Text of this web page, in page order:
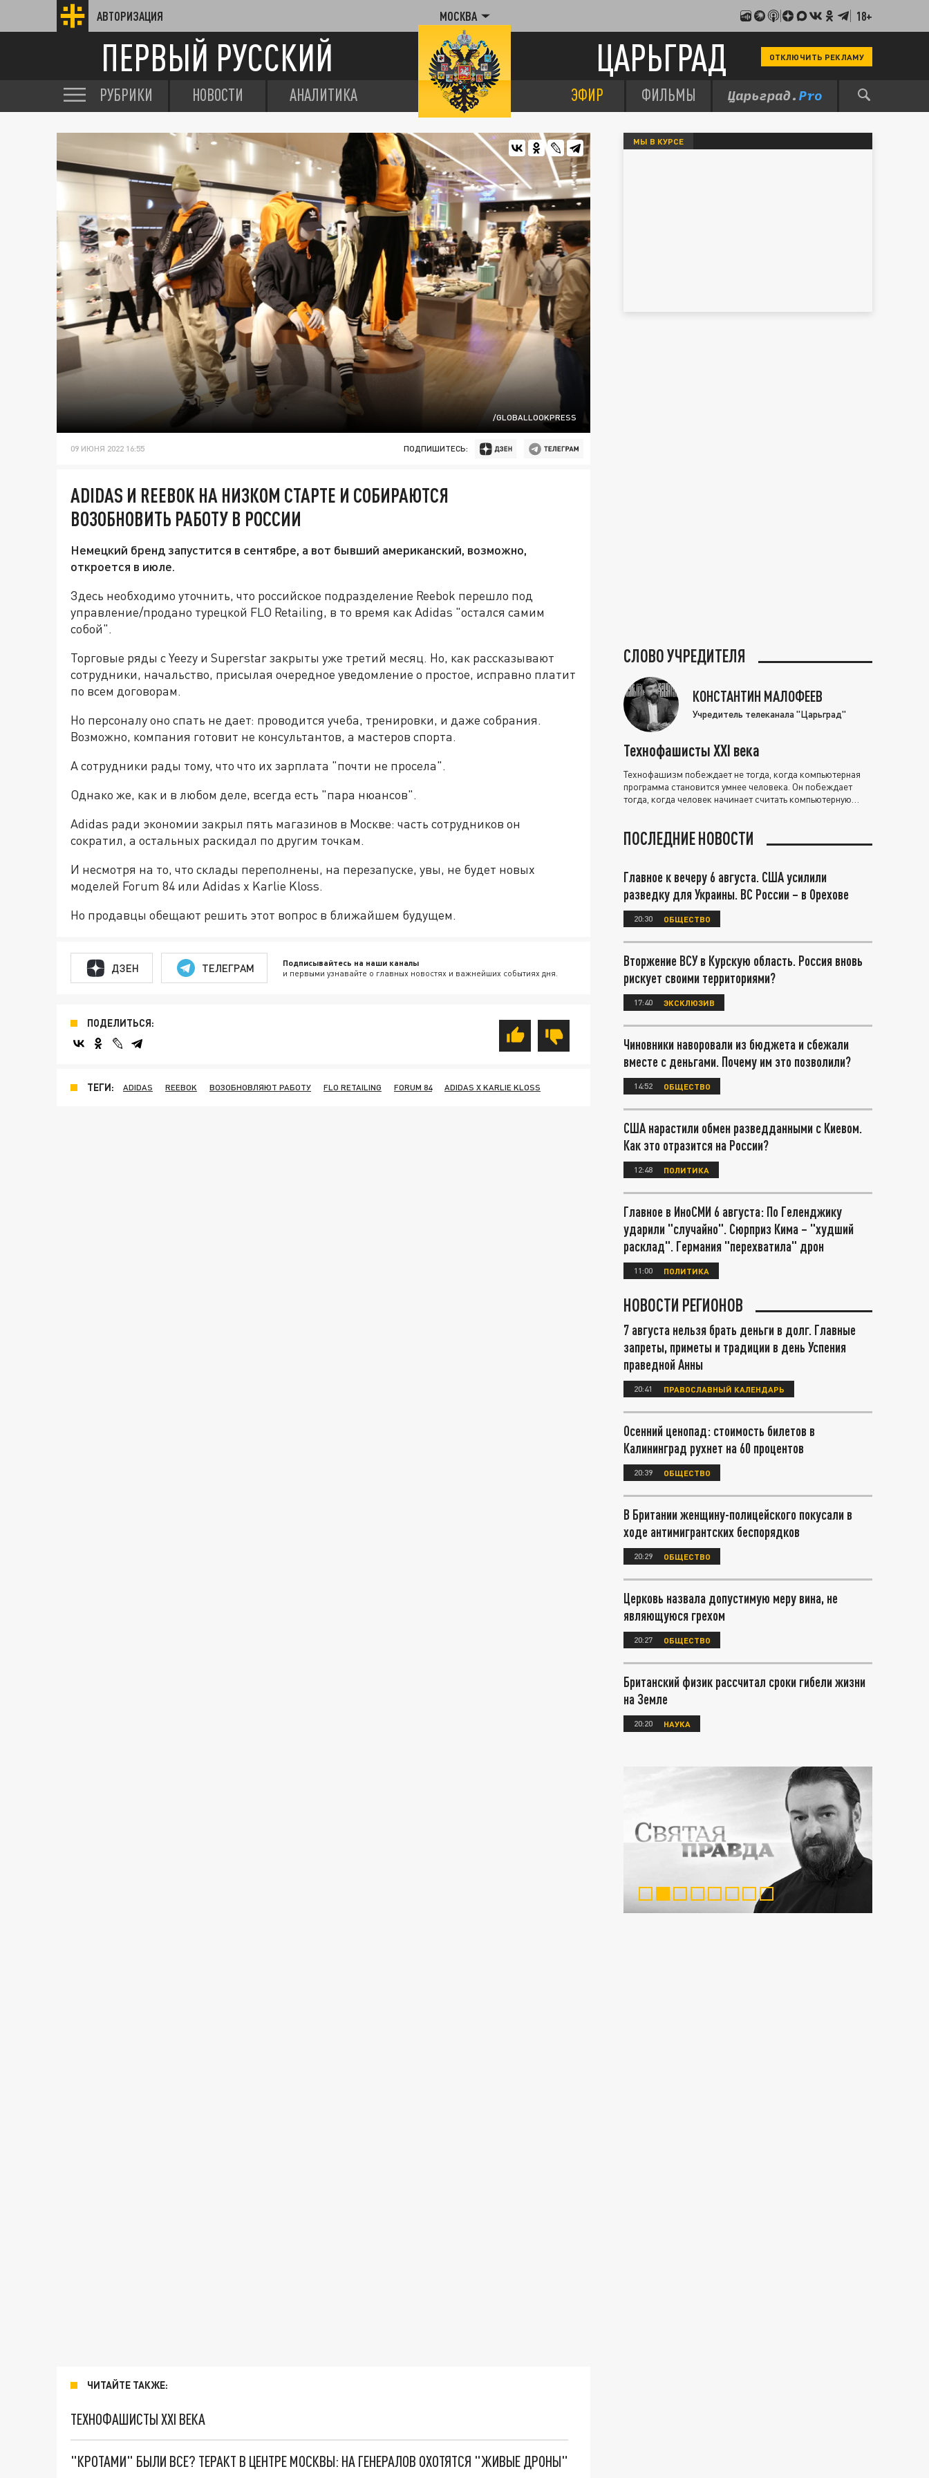
АВТОРИЗАЦИЯ МОСКВА 18+
ПЕРВЫЙ РУССКИЙ ЦАРЬГРАД ОТКЛЮЧИТЬ РЕКЛАМУ
РУБРИКИ НОВОСТИ АНАЛИТИКА ЭФИР ФИЛЬМЫ
/GLOBALLOOKPRESS
09 ИЮНЯ 2022 16:55 ПОДПИШИТЕСЬ:
ADIDAS И REEBOK НА НИЗКОМ СТАРТЕ И СОБИРАЮТСЯ
ВОЗОБНОВИТЬ РАБОТУ В РОССИИ
Немецкий бренд запустится в сентябре, а вот бывший американский, возможно,
откроется в июле.
Здесь необходимо уточнить, что российское подразделение Reebok перешло под
управление/продано турецкой FLO Retailing, в то время как Adidas "остался самим
собой".
Торговые ряды с Yeezy и Superstar закрыты уже третий месяц. Но, как рассказывают
сотрудники, начальство, присылая очередное уведомление о простое, исправно платит
по всем договорам.
Но персоналу оно спать не дает: проводится учеба, тренировки, и даже собрания.
Возможно, компания готовит не консультантов, а мастеров спорта.
А сотрудники рады тому, что что их зарплата "почти не просела".
Однако же, как и в любом деле, всегда есть "пара нюансов".
Adidas ради экономии закрыл пять магазинов в Москве: часть сотрудников он
сократил, а остальных раскидал по другим точкам.
И несмотря на то, что склады переполнены, на перезапуске, увы, не будет новых
моделей Forum 84 или Adidas x Karlie Kloss.
Но продавцы обещают решить этот вопрос в ближайшем будущем.
ДЗЕН ТЕЛЕГРАМ Подписывайтесь на наши каналы
и первыми узнавайте о главных новостях и важнейших событиях дня.
ПОДЕЛИТЬСЯ:
ТЕГИ: ADIDAS REEBOK ВОЗОБНОВЛЯЮТ РАБОТУ FLO RETAILING FORUM 84 ADIDAS X KARLIE KLOSS
ЧИТАЙТЕ ТАКЖЕ:
ТЕХНОФАШИСТЫ XXI ВЕКА
"КРОТАМИ" БЫЛИ ВСЕ? ТЕРАКТ В ЦЕНТРЕ МОСКВЫ: НА ГЕНЕРАЛОВ ОХОТЯТСЯ "ЖИВЫЕ ДРОНЫ"
МЫ В КУРСЕ
СЛОВО УЧРЕДИТЕЛЯ
КОНСТАНТИН МАЛОФЕЕВ
Учредитель телеканала "Царьград"
Технофашисты XXI века
Технофашизм побеждает не тогда, когда компьютерная
программа становится умнее человека. Он побеждает
тогда, когда человек начинает считать компьютерную
ПОСЛЕДНИЕ НОВОСТИ
Главное к вечеру 6 августа. США усилили
разведку для Украины. ВС России – в Орехове
20:30 ОБЩЕСТВО
Вторжение ВСУ в Курскую область. Россия вновь
рискует своими территориями?
17:40 ЭКСКЛЮЗИВ
Чиновники наворовали из бюджета и сбежали
вместе с деньгами. Почему им это позволили?
14:52 ОБЩЕСТВО
США нарастили обмен разведданными с Киевом.
Как это отразится на России?
12:48 ПОЛИТИКА
Главное в ИноСМИ 6 августа: По Геленджику
ударили "случайно". Сюрприз Кима – "худший
расклад". Германия "перехватила" дрон
11:00 ПОЛИТИКА
НОВОСТИ РЕГИОНОВ
7 августа нельзя брать деньги в долг. Главные
запреты, приметы и традиции в день Успения
праведной Анны
20:41 ПРАВОСЛАВНЫЙ КАЛЕНДАРЬ
Осенний ценопад: стоимость билетов в
Калининград рухнет на 60 процентов
20:39 ОБЩЕСТВО
В Британии женщину-полицейского покусали в
ходе антимигрантских беспорядков
20:29 ОБЩЕСТВО
Церковь назвала допустимую меру вина, не
являющуюся грехом
20:27 ОБЩЕСТВО
Британский физик рассчитал сроки гибели жизни
на Земле
20:20 НАУКА